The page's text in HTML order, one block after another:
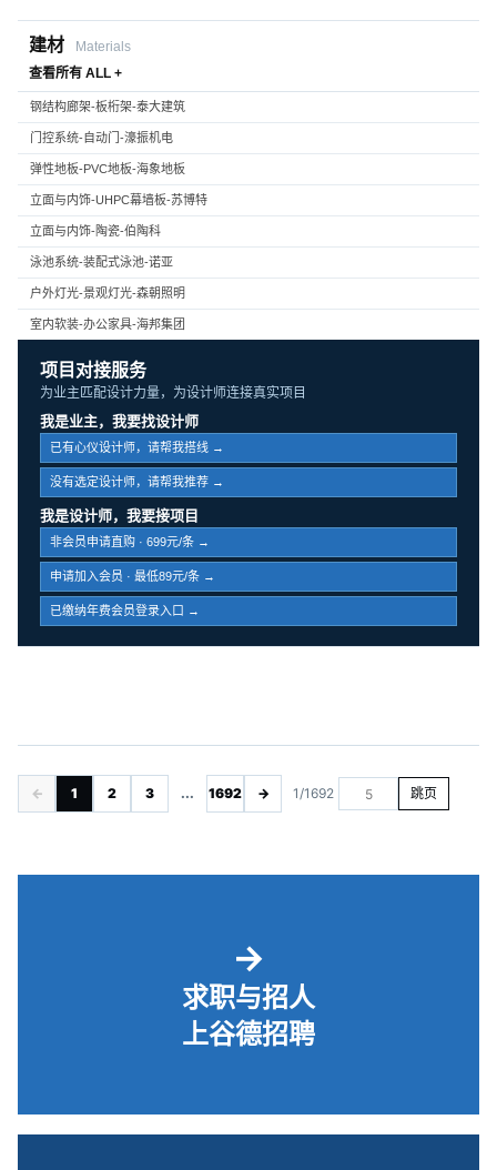
建材
Materials
查看所有 ALL +
钢结构廊架-板桁架-泰大建筑
门控系统-自动门-濠振机电
弹性地板-PVC地板-海象地板
立面与内饰-UHPC幕墙板-苏博特
立面与内饰-陶瓷-伯陶科
泳池系统-装配式泳池-诺亚
户外灯光-景观灯光-森朝照明
室内软装-办公家具-海邦集团
项目对接服务
为业主匹配设计力量，为设计师连接真实项目
我是业主，我要找设计师
已有心仪设计师，请帮我搭线 →
没有选定设计师，请帮我推荐 →
我是设计师，我要接项目
非会员申请直购 · 699元/条 →
申请加入会员 · 最低89元/条 →
已缴纳年费会员登录入口 →
← 1 2 3 ... 1692 → 1/1692 跳页
→
求职与招人
上谷德招聘